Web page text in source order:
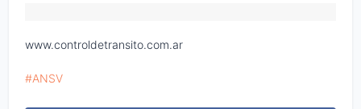
www.controldetransito.com.ar
ANSV